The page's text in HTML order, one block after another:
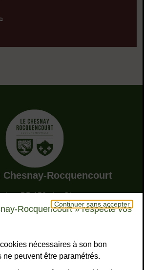
Continuer sans accepter
Rocquencourt » respecte vos
nécessaires à son bon
ne peuvent être paramétrés.
Adresse dans le pied de page
Chesnay-Rocquencourt
Rocquencourt cedex
NOUS CONTACTER